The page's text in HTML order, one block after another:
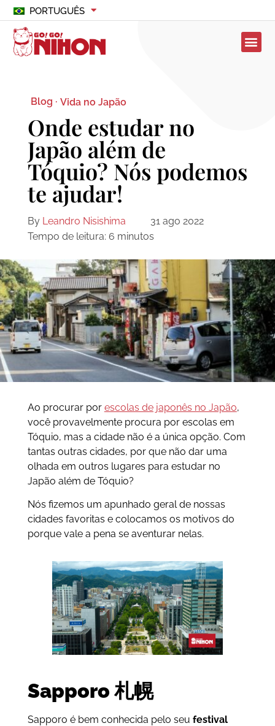
PORTUGUÊS
Blog · Vida no Japão
Onde estudar no
Japão além de
Tóquio? Nós podemos
te ajudar!
By Leandro Nisishima
31 ago 2022
Tempo de leitura: 6 minutos
Ao procurar por escolas de japonês no Japão,
você provavelmente procura por escolas em
Tóquio, mas a cidade não é a única opção. Com
tantas outras cidades, por que não dar uma
olhada em outros lugares para estudar no
Japão além de Tóquio?
Nós fizemos um apunhado geral de nossas
cidades favoritas e colocamos os motivos do
porque vale a pena se aventurar nelas.
Sapporo札幌
Sapporo é bem conhecida pelo seu festival